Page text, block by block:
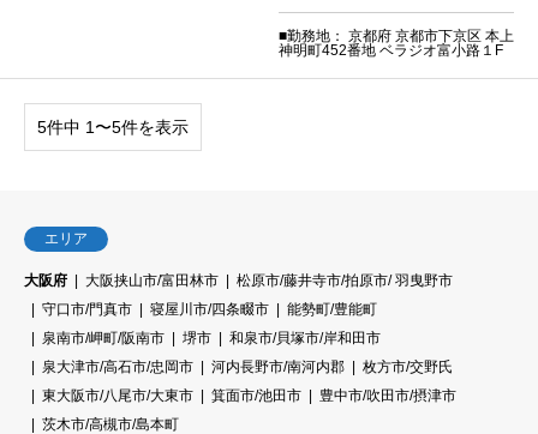
■勤務地： 京都府 京都市下京区 本上
神明町452番地 ベラジオ富小路１F
5件中 1〜5件を表示
エリア
大阪府 大阪挟山市/富田林市
松原市/藤井寺市/拍原市/ 羽曳野市
守口市/門真市
寝屋川市/四条畷市
能勢町/豊能町
泉南市/岬町/阪南市
堺市
和泉市/貝塚市/岸和田市
泉大津市/高石市/忠岡市
河内長野市/南河内郡
枚方市/交野氏
東大阪市/八尾市/大東市
箕面市/池田市
豊中市/吹田市/摂津市
茨木市/高槻市/島本町